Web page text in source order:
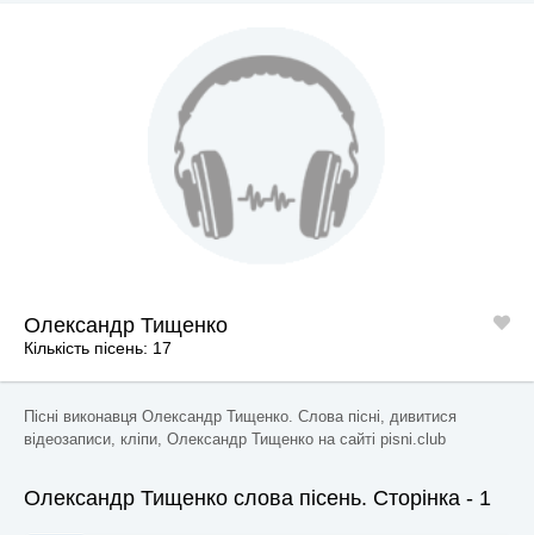
Олександр Тищенко
Кількість пісень: 17
Пісні виконавця Олександр Тищенко. Слова пісні, дивитися
відеозаписи, кліпи, Олександр Тищенко на сайті pisni.club
Олександр Тищенко слова пісень. Сторінка - 1